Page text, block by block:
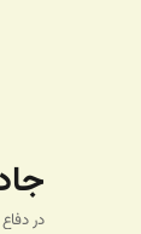
در دفاع